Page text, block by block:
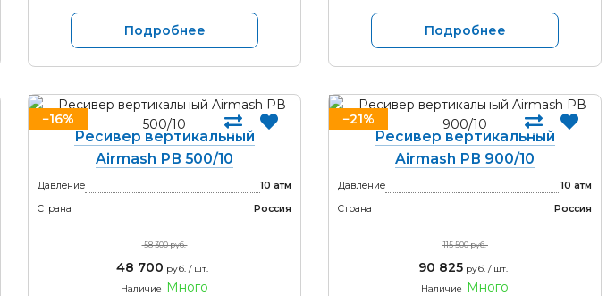
Подробнее Подробнее
−16%
Ресивер вертикальный
Airmash РВ 500/10
Давление
10 атм
Страна
Россия
58 300 руб.
48 700 руб. / шт.
Наличие
Много
−21%
Ресивер вертикальный
Airmash РВ 900/10
Давление
10 атм
Страна
Россия
115 500 руб.
90 825руб. / шт.
Наличие
Много